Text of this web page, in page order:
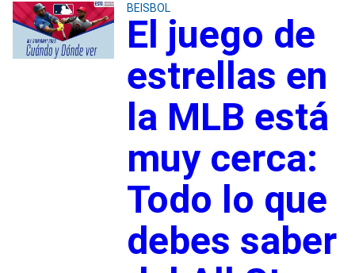
BEISBOL
El juego de
estrellas en
la MLB está
muy cerca:
Todo lo que
debes saber